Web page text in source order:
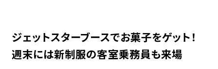
ジェットスターブースでお菓子をゲット！
週末には新制服の客室乗務員も来場